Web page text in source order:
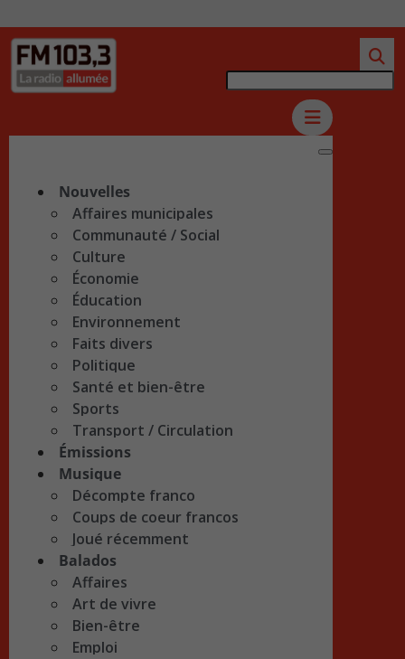
Nouvelles
Affaires municipales
Communauté / Social
Culture
Économie
Éducation
Environnement
Faits divers
Politique
Santé et bien-être
Sports
Transport / Circulation
Émissions
Musique
Décompte franco
Coups de coeur francos
Joué récemment
Balados
Affaires
Art de vivre
Bien-être
Emploi